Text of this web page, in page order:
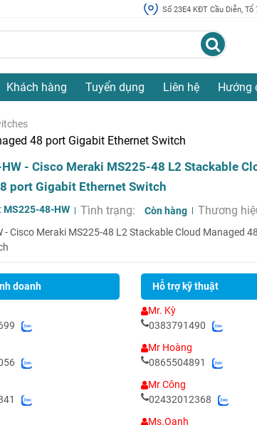
Số 23E4 KĐT Cầu Diễn,
Khách hàng Tuyển dụng Liên hệ Hướng
48 port Gigabit Ethernet Switch
- Cisco Meraki MS225-48 L2 Stackable
port Gigabit Ethernet Switch
MS225-48-HW Tình trạng: Còn hàng Thương
- Cisco Meraki MS225-48 L2 Stackable Cloud Managed
doanh Hỗ trợ kỹ thuật
Mr. Kỳ
0383791490
Mr Hoàng
0865504891
Mr Công
02432012368
Ms.Oanh